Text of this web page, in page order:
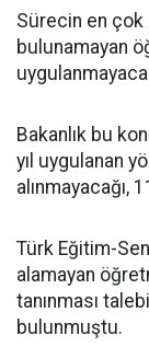
Sürecin en
bulunamayan
Bakanlık bu
yıl uygulanan
Türk Eğitim-
alamayan
tanınması
bulunmuştu.